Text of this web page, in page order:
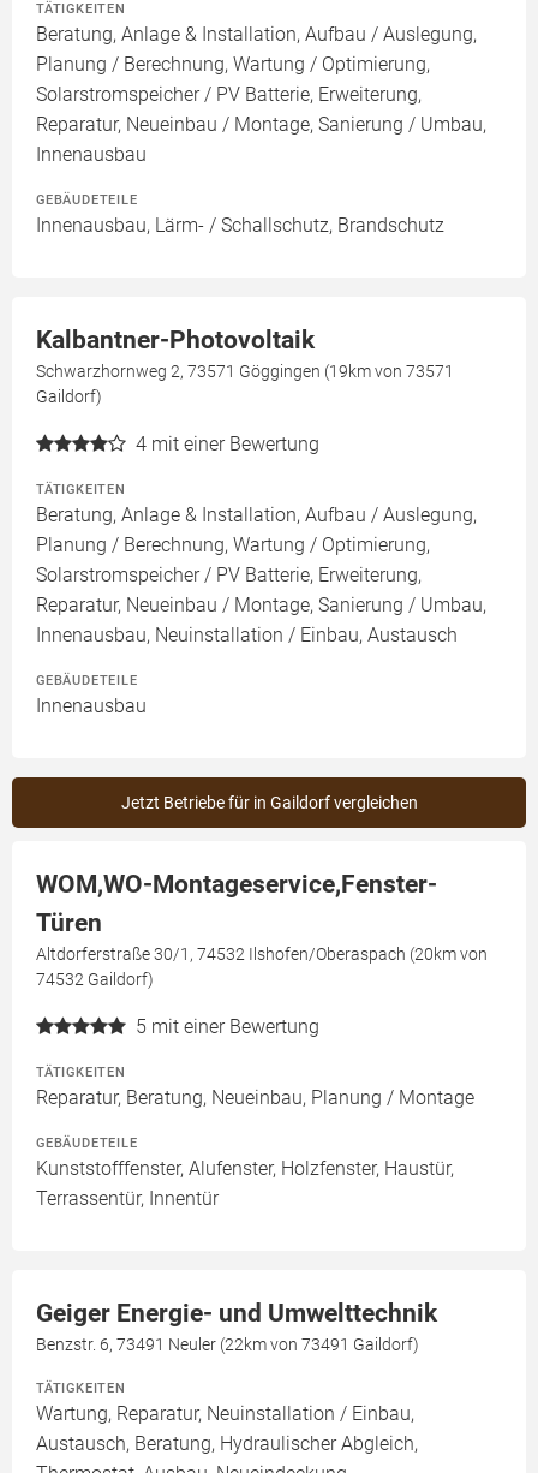
TÄTIGKEITEN
Beratung, Anlage & Installation, Aufbau / Auslegung,
Planung / Berechnung, Wartung / Optimierung,
Solarstromspeicher / PV Batterie, Erweiterung,
Reparatur, Neueinbau / Montage, Sanierung / Umbau,
Innenausbau
GEBÄUDETEILE
Innenausbau, Lärm- / Schallschutz, Brandschutz
Kalbantner-Photovoltaik
Schwarzhornweg 2, 73571 Göggingen (19km von 73571
Gaildorf)
4 mit einer Bewertung
TÄTIGKEITEN
Beratung, Anlage & Installation, Aufbau / Auslegung,
Planung / Berechnung, Wartung / Optimierung,
Solarstromspeicher / PV Batterie, Erweiterung,
Reparatur, Neueinbau / Montage, Sanierung / Umbau,
Innenausbau, Neuinstallation / Einbau, Austausch
GEBÄUDETEILE
Innenausbau
Jetzt Betriebe für in Gaildorf vergleichen
WOM,WO-Montageservice,Fenster-
Türen
Altdorferstraße 30/1, 74532 Ilshofen/Oberaspach (20km von
74532 Gaildorf)
5 mit einer Bewertung
TÄTIGKEITEN
Reparatur, Beratung, Neueinbau, Planung / Montage
GEBÄUDETEILE
Kunststofffenster, Alufenster, Holzfenster, Haustür,
Terrassentür, Innentür
Geiger Energie- und Umwelttechnik
Benzstr. 6, 73491 Neuler (22km von 73491 Gaildorf)
TÄTIGKEITEN
Wartung, Reparatur, Neuinstallation / Einbau,
Austausch, Beratung, Hydraulischer Abgleich,